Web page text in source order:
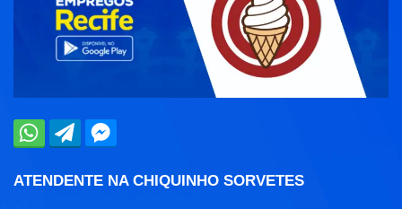
ATENDENTE NA CHIQUINHO SORVETES